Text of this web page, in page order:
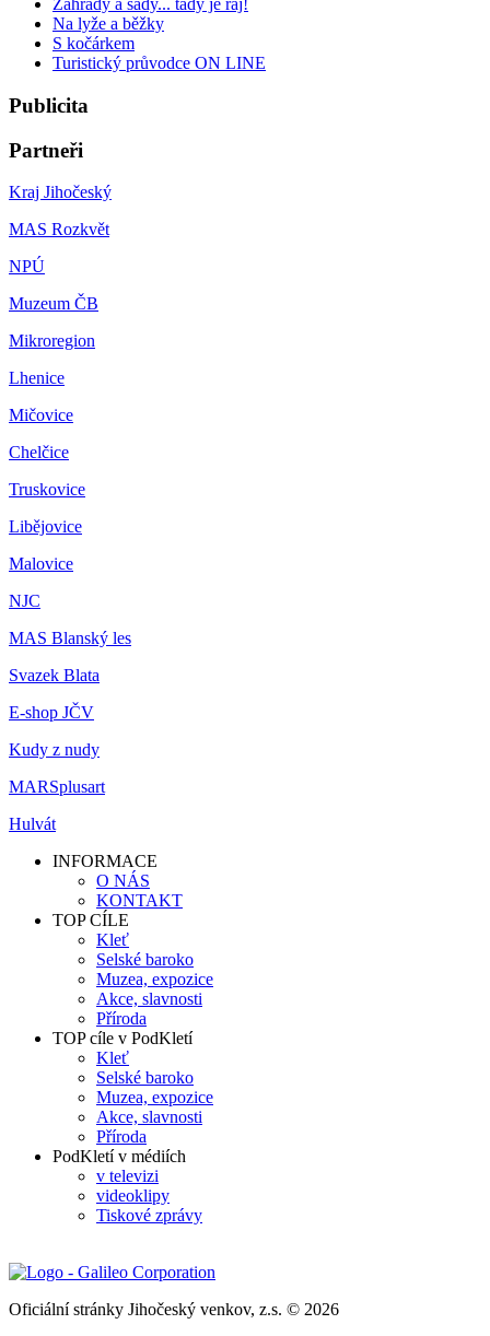
Zahrady a sady... tady je ráj!
Na lyže a běžky
S kočárkem
Turistický průvodce ON LINE
Publicita
Partneři
Kraj Jihočeský
MAS Rozkvět
NPÚ
Muzeum ČB
Mikroregion
Lhenice
Mičovice
Chelčice
Truskovice
Libějovice
Malovice
NJC
MAS Blanský les
Svazek Blata
E-shop JČV
Kudy z nudy
MARSplusart
Hulvát
INFORMACE
O NÁS
KONTAKT
TOP CÍLE
Kleť
Selské baroko
Muzea, expozice
Akce, slavnosti
Příroda
TOP cíle v PodKletí
Kleť
Selské baroko
Muzea, expozice
Akce, slavnosti
Příroda
PodKletí v médiích
v televizi
videoklipy
Tiskové zprávy
Oficiální stránky Jihočeský venkov, z.s. © 2026